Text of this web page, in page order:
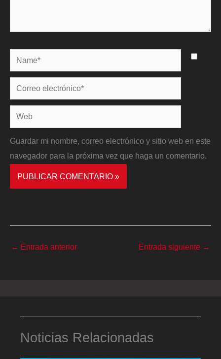
Name*
Correo
electrónico*
Web
Guardar mi nombre, correo electrónico y sitio web en este
navegador para la próxima vez que haga un comentario.
← Entrada anterior Entrada siguiente →
Noticias Relacionadas